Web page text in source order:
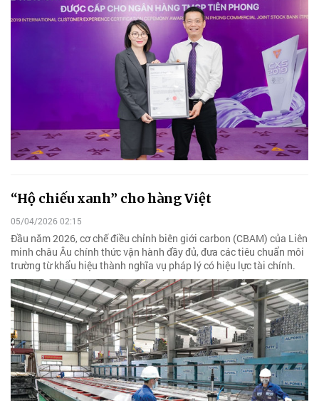
“Hộ chiếu xanh” cho hàng Việt
05/04/2026 02:15
Đầu năm 2026, cơ chế điều chỉnh biên giới carbon (CBAM) của Liên
minh châu Âu chính thức vận hành đầy đủ, đưa các tiêu chuẩn môi
trường từ khẩu hiệu thành nghĩa vụ pháp lý có hiệu lực tài chính.